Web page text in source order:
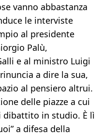
vanno abbastanza
le interviste
al presidente
Palù,
e al ministro Luigi
a dire la sua,
al pensiero altrui.
delle piazze a cui
dibattito in studio. È lì
a difesa della